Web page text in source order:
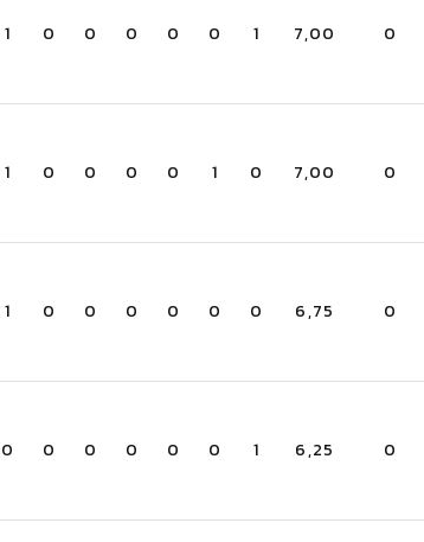
1 0 0 0 0 0 1 7,00 0
1 0 0 0 0 1 0 7,00 0
1 0 0 0 0 0 0 6,75 0
0 0 0 0 0 0 1 6,25 0